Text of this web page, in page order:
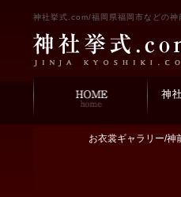
神社挙式.com/福岡県福岡市などの神
お衣裳ギャラリー/神